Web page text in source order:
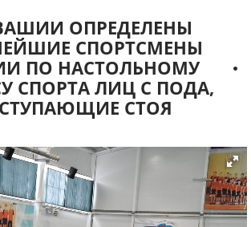
ОПРЕДЕЛЕНЫ
СПОРТСМЕНЫ
ПО НАСТОЛЬНОМУ
СПОРТА ЛИЦ С ПОДА,
СТОЯ